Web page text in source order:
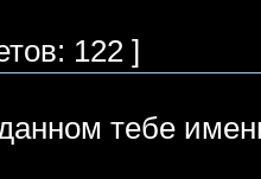
122 ]
тебе